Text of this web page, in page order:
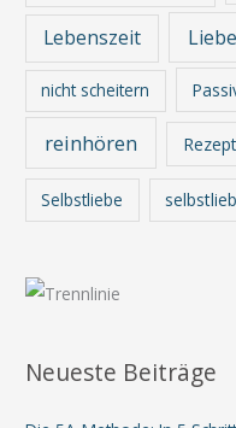
Lebenszeit Liebe
nicht scheitern
reinhören
Selbstliebe
Neueste Beiträge